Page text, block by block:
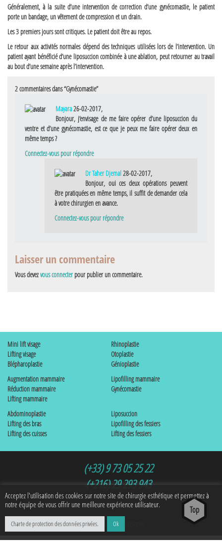
Généralement, à la suite d’une intervention de correction d’une gynécomastie, le patient
porte un bandage, un vêtement de compression et un drain.
Les 3 premiers jours sont critiques. Le patient doit être au repos.
Le retour aux activités normales dépend des techniques utilisées lors de l’intervention. Un
patient ayant bénéficié d’une liposuccioncombinée à une ablation, peut retourner au travail
au bout d’une semaine après l’intervention.
2 commentaires dans “Gynécomastie”
Mayara26-02-2017,
Bonjour, j’envisage de me faire opérer d’une liposuccion du
ventre et d’une gynécomastie, est ce que je peux me faire opérer deux en
même temps ?
Connectez-vous pour répondre
Dr Taher Djemal28-02-2017,
Bonjour, oui ces deux opérations peuvent
être pratiquées en même temps, il suffit de demander cela
à votre chirurgien en avance.
Connectez-vous pour répondre
Laisser un commentaire
Vous devezvous connecter pour publier un commentaire.
Mini lift visage
Rhinoplastie
Lifting visage
Otoplastie
Blépharoplastie
Génioplastie
Augmentation mammaire
Lipofilling mammaire
Réduction mammaire
Gynécomastie
Lifting mammaire
Abdominoplastie
Liposuccion
Lifting des bras
Lipofilling des fessiers
Lifting des cuisses
Lifting des fessiers
(+33) 9 73 05 25 22
(+216) 29 293 943
g+
© 2016| Tous droits réservés
Acceptez l'utilisation des cookies sur notre site de chirurgie esthétique et permettez à
notre équipe de vous offrir une meilleure expérience utilisateur.
Charte de protection des données privées. Ok
Manage consent